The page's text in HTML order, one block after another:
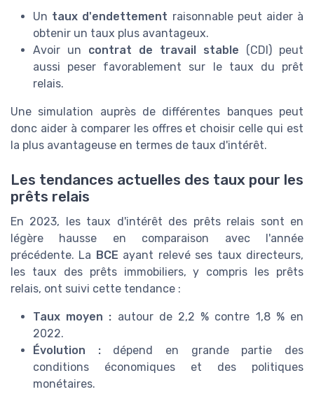
Un taux d'endettement raisonnable peut aider à
obtenir un taux plus avantageux.
Avoir un contrat de travail stable (CDI) peut
aussi peser favorablement sur le taux du prêt
relais.
Une simulation auprès de différentes banques peut
donc aider à comparer les offres et choisir celle qui est
la plus avantageuse en termes de taux d'intérêt.
Les tendances actuelles des taux pour les
prêts relais
En 2023, les taux d'intérêt des prêts relais sont en
légère hausse en comparaison avec l'année
précédente. La BCE ayant relevé ses taux directeurs,
les taux des prêts immobiliers, y compris les prêts
relais, ont suivi cette tendance :
Taux moyen : autour de 2,2 % contre 1,8 % en
2022.
Évolution :dépend en grande partie des
conditions économiques et des politiques
monétaires.